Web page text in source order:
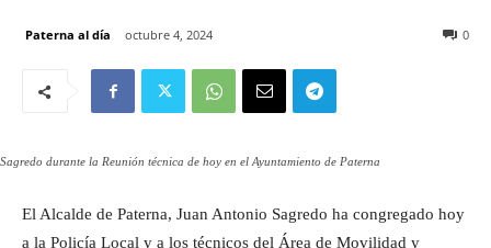
Paterna al día octubre 4, 2024 0
Sagredo durante la Reunión técnica de hoy en el Ayuntamiento de Paterna
El Alcalde de Paterna, Juan Antonio Sagredo ha congregado hoy
a la Policía Local y a los técnicos del Área de Movilidad y